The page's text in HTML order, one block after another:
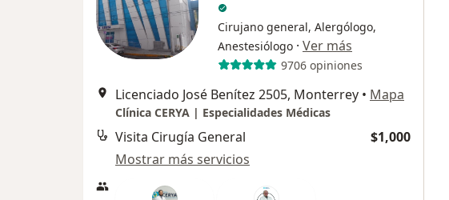
Cirujano general, Alergólogo,
Anestesiólogo · Ver más
9706 opiniones
Licenciado José Benítez 2505, Monterrey • Mapa
Clínica CERYA | Especialidades Médicas
Visita Cirugía General
$1,000
Mostrar más servicios